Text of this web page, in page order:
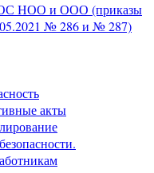
НОО и ООО (приказы
№ 286 и № 287)
акты